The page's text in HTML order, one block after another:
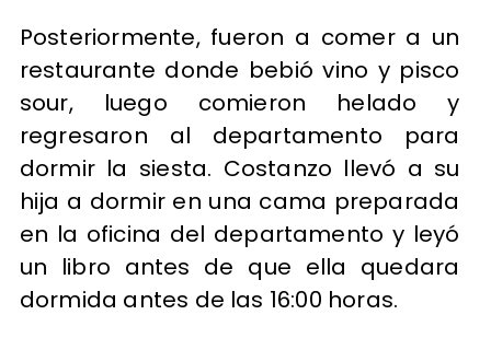
Posteriormente, fueron a comer a un
restaurante donde bebió vino y pisco
sour, luego comieron helado y
regresaron al departamento para
dormir la siesta. Costanzo llevó a su
hija a dormir en una cama preparada
en la oficina del departamento y leyó
un libro antes de que ella quedara
dormida antes de las 16:00 horas.